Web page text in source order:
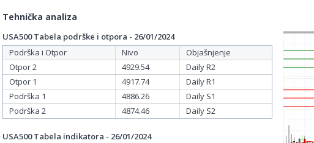
Tehnička analiza
USA500 Tabela podrške i otpora - 26/01/2024
Podrška i Otpor
Nivo
Objašnjenje
Otpor 2
4929.54
Daily R2
Otpor 1
4917.74
Daily R1
Podrška 1
4886.26
Daily S1
Podrška 2
4874.46 Daily S2
USA500 Tabela indikatora - 26/01/2024